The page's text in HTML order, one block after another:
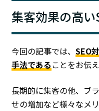
集客効果の高い
今回の記事では、 SEO
手法であることをお伝
長期的に集客の他、ブ
せの増加など様々なメ